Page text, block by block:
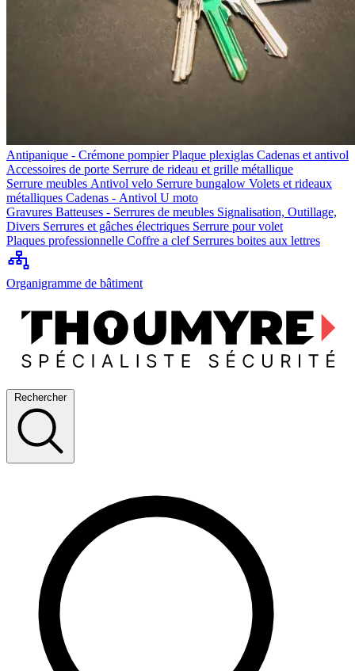
Antipanique - Crémone pompierPlaque plexiglas Cadenas et antivol
Accessoires de porte Serrure de rideau et grille métallique
Serrure meubles Antivol velo Serrure bungalow Volets et rideaux
métalliques Cadenas - Antivol U moto
Gravures Batteuses - Serrures de meubles Signalisation, Outillage,
Divers Serrures et gâches électriques Serrure pour volet
Plaques professionnelle Coffre a clef Serrures boites aux lettres
Organigramme de bâtiment
Rechercher